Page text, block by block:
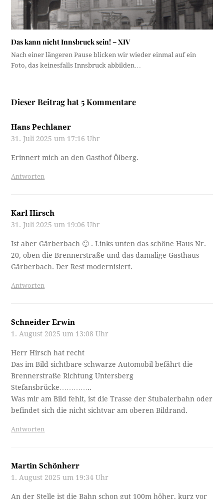
Das kann nicht Innsbruck sein! – XIV
Nach einer längeren Pause blicken wir wieder einmal auf ein
Foto, das keinesfalls Innsbruck abbilden…
Dieser Beitrag hat 5 Kommentare
Hans Pechlaner
31. Juli 2025 um 17:16 Uhr
Erinnert mich an den Gasthof Ölberg.
Antworten
Karl Hirsch
31. Juli 2025 um 19:06 Uhr
Ist aber Gärberbach 🙂 . Links unten das schöne Haus Nr.
20, oben die Brennerstraße und das damalige Gasthaus
Gärberbach. Der Rest modernisiert.
Antworten
Schneider Erwin
1. August 2025 um 13:08 Uhr
Herr Hirsch hat recht
Das im Bild sichtbare schwarze Automobil befährt die
Brennerstraße Richtung Untersberg
Stefansbrücke…………..
Was mir am Bild fehlt, ist die Trasse der Stubaierbahn oder
befindet sich die nicht sichtvar am oberen Bildrand.
Antworten
Martin Schönherr
1. August 2025 um 19:34 Uhr
An der Stelle ist die Bahn schon gut 100m höher, kurz vor